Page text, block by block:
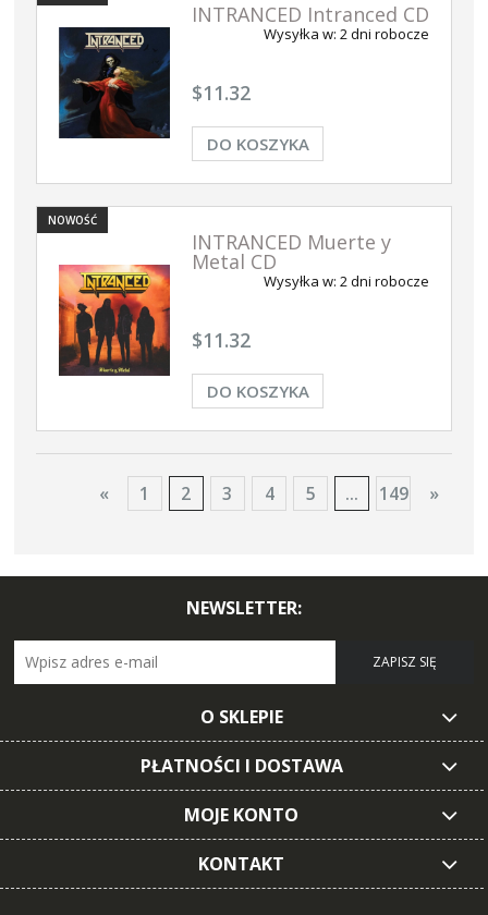
INTRANCED Intranced CD
Wysyłka w: 2 dni robocze
$11.32
DO KOSZYKA
INTRANCED Muerte y
Metal CD
Wysyłka w: 2 dni robocze
$11.32
DO KOSZYKA
NOWOŚĆ
« 1 2 3 4 5 ... 149 »
NEWSLETTER:
ZAPISZ SIĘ
O SKLEPIE
PŁATNOŚCI I DOSTAWA
MOJE KONTO
KONTAKT